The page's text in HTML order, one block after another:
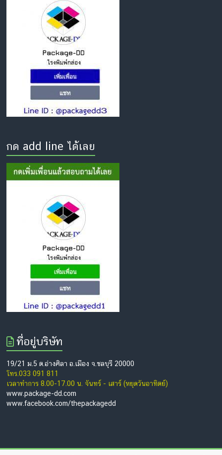
กด add line ได้เลย
ที่อยู่บริษัท
19/21 ม.5 ต.อ่างศิลา อ.เมือง จ.ชลบุรี 20000
โทร.033 091 811
เวลาทำการ 8.00-17.00 น. จันทร์ - เสาร์ (หยุดวันอาทิตย์)
www.package-dd.com
www.facebook.com/thepackagedd